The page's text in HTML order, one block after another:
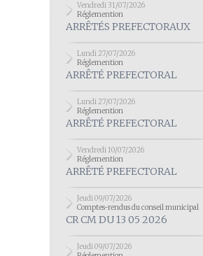
Vendredi 31/07/2026
Réglemention
ARRÊTÉS PREFECTORAUX
Lundi 27/07/2026
Réglemention
ARRÊTÉ PREFECTORAL
Lundi 27/07/2026
Réglemention
ARRÊTÉ PREFECTORAL
Vendredi 10/07/2026
Réglemention
ARRÊTÉ PREFECTORAL
Jeudi 09/07/2026
Comptes-rendus du conseil municipal
CR CM DU 13 05 2026
Jeudi 09/07/2026